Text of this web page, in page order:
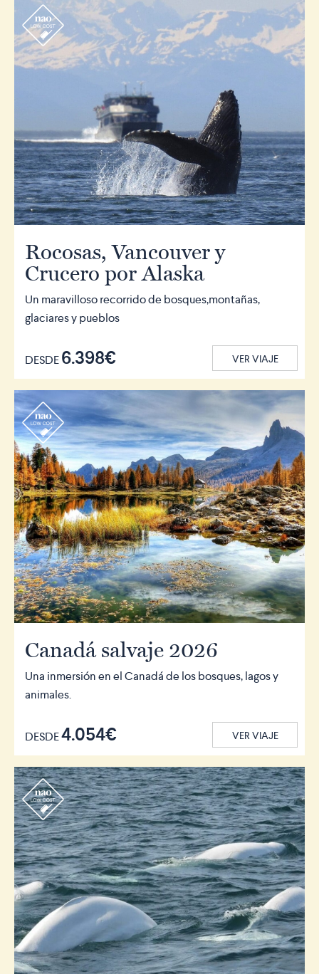
r
Rocosas, Vancouver y
Crucero por Alaska
Un maravilloso recorrido de bosques,montañas,
glaciares y pueblos
DESDE6.398€ VER VIAJE
r
Canadá salvaje 2026
Una inmersión en el Canadá de los bosques, lagos y
animales.
DESDE4.054€ VER VIAJE
r